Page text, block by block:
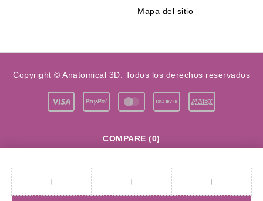
Mapa del sitio
Copyright © Anatomical 3D. Todos los derechos reservados
COMPARE (0)